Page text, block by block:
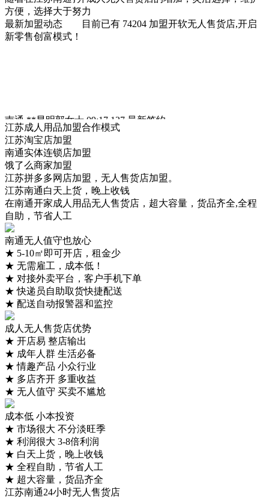
方便，选择大于努力
最新加盟动态
目前已有 74204 加盟开软无人售货店,开启
新零售创富模式！
南通 **昆明郭女士 09:17 137
最新签约
江苏**昆明郭女士 09:17 18765***483
南通**昆明郭女士 09:17 13824***963
**昆明郭女士 09:17 15280***447
**昆明郭女士 09:17 13755***072
**昆明郭女士 09:17 16658***258最新签约
江苏成人用品加盟合作模式
江苏淘宝店加盟
南通实体连锁店加盟
饿了么商家加盟
江苏拼多多网店加盟，无人售货店加盟。
江苏南通白天上货，晚上收钱
在南通开家成人用品无人售货店，超大容量，货品齐全,全程
自助，节省人工
南通无人值守也放心
★ 5-10㎡即可开店，租金少
★ 无需雇工，成本低！
★ 对接外卖平台，客户手机下单
★ 快递员自助取货快捷配送
★ 配送自动报警器和监控
成人无人售货店优势
★ 开店易 整店输出
★ 成年人群 生活必备
★ 情趣产品 小众行业
★ 多店齐开 多重收益
★ 无人值守 买卖不尴尬
成本低 小本投资
★ 市场很大 不分淡旺季
★ 利润很大 3-8倍利润
★ 白天上货，晚上收钱
★ 全程自助，节省人工
★ 超大容量，货品齐全
江苏南通24小时无人售货店